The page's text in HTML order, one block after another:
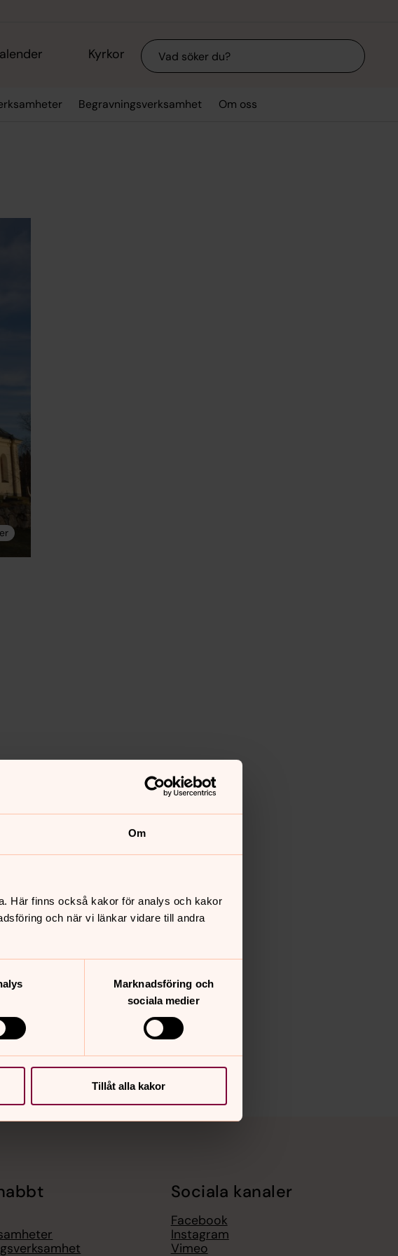
Om
Här finns också kakor för analys och kakor
och när vi länkar vidare till andra
Marknadsföring och
sociala medier
Tillåt alla kakor
Kyrkor Sök
Begravningsverksamhet Om oss
Sociala kanaler
Facebook
Instagram
Vimeo